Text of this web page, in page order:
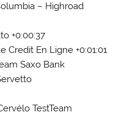
– Highroad
+0:00:37
Credit En Ligne +0:01:01
Saxo Bank
TestTeam